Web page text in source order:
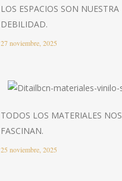
LOS ESPACIOS SON NUESTRA
DEBILIDAD.
27 noviembre, 2025
TODOS LOS MATERIALES NOS
FASCINAN.
25 noviembre, 2025